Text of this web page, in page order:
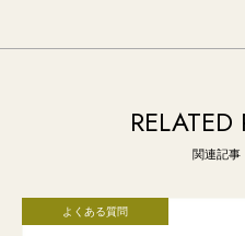
RELATED
関連記事
よくある質問